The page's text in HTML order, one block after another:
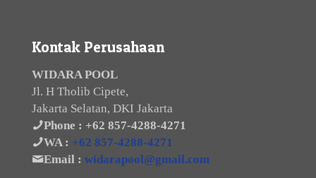
Kontak Perusahaan
WIDARA POOL
Jl. H Tholib Cipete,
Jakarta Selatan, DKI Jakarta
Phone : +62 857-4288-4271
WA : +62 857-4288-4271
Email : widarapool@gmail.com